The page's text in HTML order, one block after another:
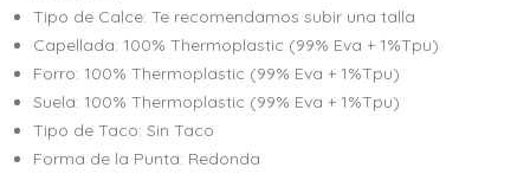
Tipo de Calce: Te recomendamos subir una talla
Capellada: 100% Thermoplastic (99% Eva + 1%Tpu)
Forro: 100% Thermoplastic (99% Eva + 1%Tpu)
Suela: 100% Thermoplastic (99% Eva + 1%Tpu)
Tipo de Taco: Sin Taco
Forma de la Punta: Redonda